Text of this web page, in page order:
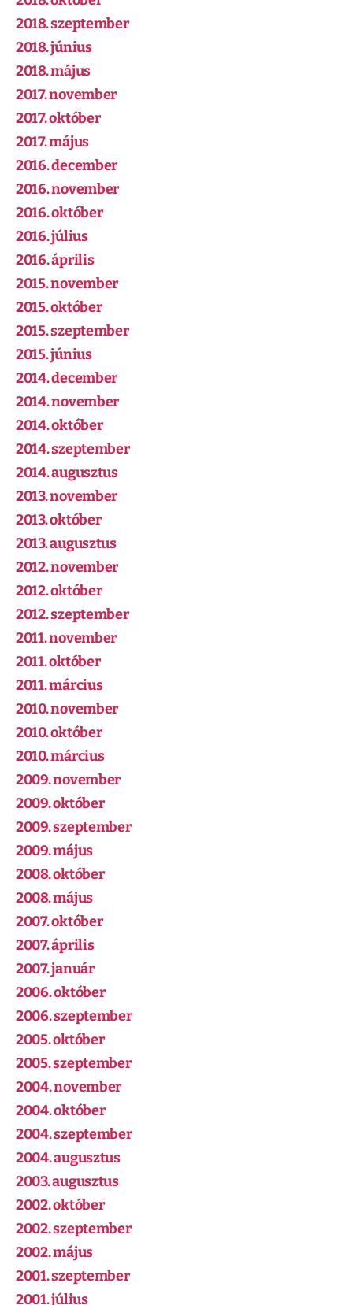
2018. szeptember
2018. június
2018. május
2017. november
2017. október
2017. május
2016. december
2016. november
2016. október
2016. július
2016. április
2015. november
2015. október
2015. szeptember
2015. június
2014. december
2014. november
2014. október
2014. szeptember
2014. augusztus
2013. november
2013. október
2013. augusztus
2012. november
2012. október
2012. szeptember
2011. november
2011. október
2011. március
2010. november
2010. október
2010. március
2009. november
2009. október
2009. szeptember
2009. május
2008. október
2008. május
2007. október
2007. április
2007. január
2006. október
2006. szeptember
2005. október
2005. szeptember
2004. november
2004. október
2004. szeptember
2004. augusztus
2003. augusztus
2002. október
2002. szeptember
2002. május
2001. szeptember
2001. július